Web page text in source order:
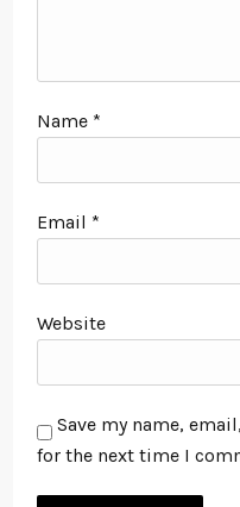
Name *
Email *
Website
Save my name,
for the next time I